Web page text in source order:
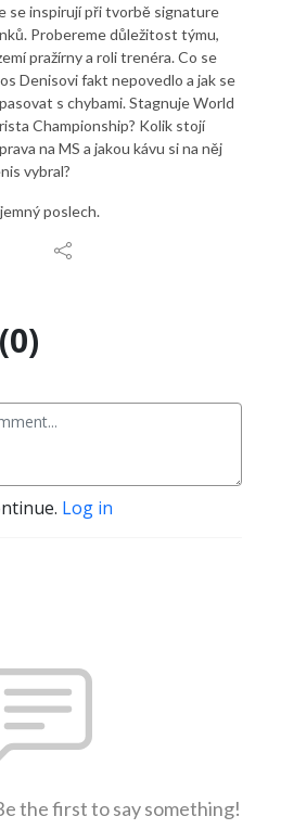
se inspirují při tvorbě signature
Probereme důležitost týmu,
pražírny a roli trenéra. Co se
Denisovi fakt nepovedlo a jak se
s chybami. Stagnuje World
Championship? Kolik stojí
na MS a jakou kávu si na něj
vybral?
poslech.
Log in
the first to say something!